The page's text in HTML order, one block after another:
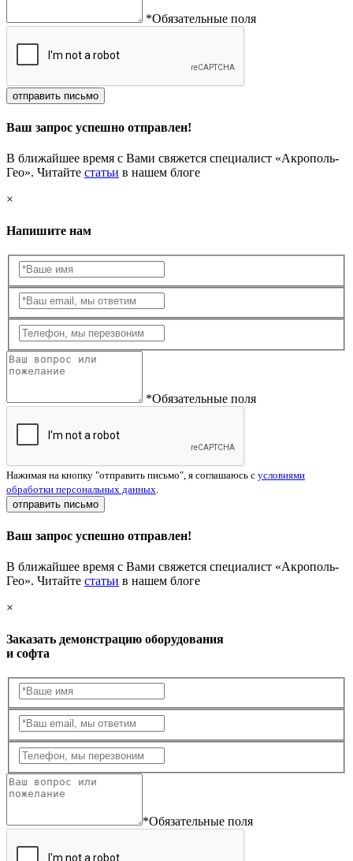
*Обязательные поля
отправить письмо
Ваш запрос успешно отправлен!
В ближайшее время с Вами свяжется специалист «Акрополь-
Гео». Читайте статьи в нашем блоге
×
Напишите нам
*Обязательные поля
Нажимая на кнопку "отправить письмо", я соглашаюсь с условиями
обработки персональных данных
отправить письмо
Ваш запрос успешно отправлен!
В ближайшее время с Вами свяжется специалист «Акрополь-
Гео». Читайте статьи в нашем блоге
×
Заказать демонстрацию оборудования
и софта
*Обязательные поля